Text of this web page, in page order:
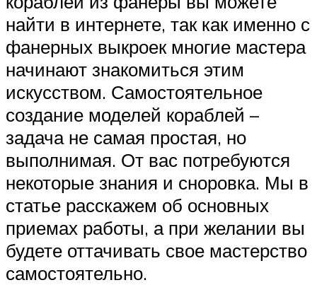
найти в интернете, так как именно с
фанерных выкроек многие мастера
начинают знакомиться этим
искусством. Самостоятельное
создание моделей кораблей –
задача не самая простая, но
выполнимая. От вас потребуются
некоторые знания и сноровка. Мы в
статье расскажем об основных
приемах работы, а при желании вы
будете оттачивать свое мастерство
самостоятельно.